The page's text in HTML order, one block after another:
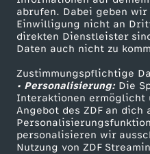
abrufen. Dabei geben
Einwilligung nicht an
direkten Dienstleister
Daten auch nicht zu
Zustimmungspflichtige
• Personalisierung:Die
Interaktionen ermöglicht
Angebot des ZDF an dich
personalisieren wir
Nutzung von ZDF
g
e
s
t
ZDF-Apps
Smart TV
ZDFtext
Livestreams
Sendungen A-Z
TV-Programm